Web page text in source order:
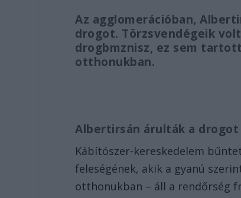
Az agglomerációban,
drogot. Törzsvendégeik
drogbmznisz, ez sem
otthonukban.
Albertirsán árulták a drogot
Kábítószer-kereskedelem
feleségének, akik a gyanú
otthonukban – áll a rendőrség